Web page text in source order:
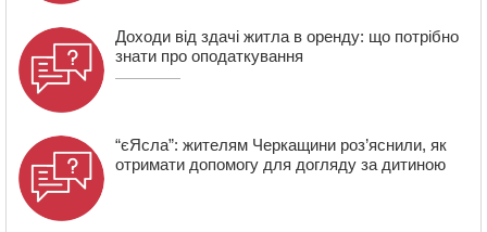
Доходи від здачі житла в оренду: що потрібно
знати про оподаткування
“єЯсла”: жителям Черкащини роз’яснили, як
отримати допомогу для догляду за дитиною